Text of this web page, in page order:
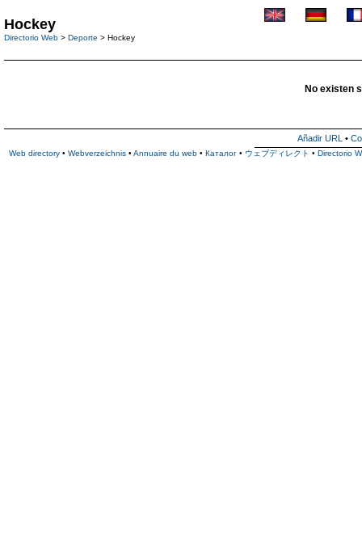
Hockey
Directorio Web > Deporte > Hockey
No existen
Añadir URL •
Web directory • Webverzeichnis • Annuaire du web • Каталог • ウェブディレクト • Directorio